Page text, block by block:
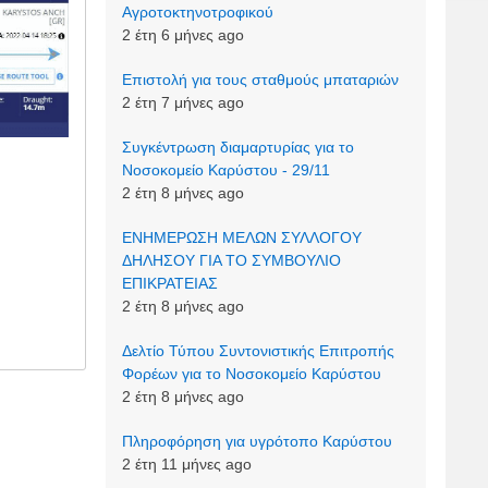
Αγροτοκτηνοτροφικού
2 έτη 6 μήνες ago
Επιστολή για τους σταθμούς μπαταριών
2 έτη 7 μήνες ago
Συγκέντρωση διαμαρτυρίας για το
Νοσοκομείο Καρύστου - 29/11
2 έτη 8 μήνες ago
ΕΝΗΜΕΡΩΣΗ ΜΕΛΩΝ ΣΥΛΛΟΓΟΥ
ΔΗΛΗΣΟΥ ΓΙΑ ΤΟ ΣΥΜΒΟΥΛΙΟ
ΕΠΙΚΡΑΤΕΙΑΣ
2 έτη 8 μήνες ago
Δελτίο Τύπου Συντονιστικής Επιτροπής
Φορέων για το Νοσοκομείο Καρύστου
2 έτη 8 μήνες ago
Πληροφόρηση για υγρότοπο Καρύστου
2 έτη 11 μήνες ago